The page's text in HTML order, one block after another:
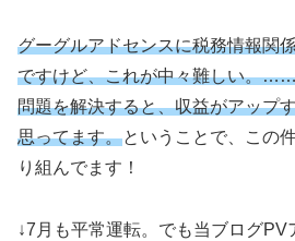
グーグルアドセンスに税務情報関
ですけど、これが中々難しい。
問題を解決すると、収益がアップ
思ってます。ということで、この
り組んでます！
↓7月も平常運転。でも当ブログPV